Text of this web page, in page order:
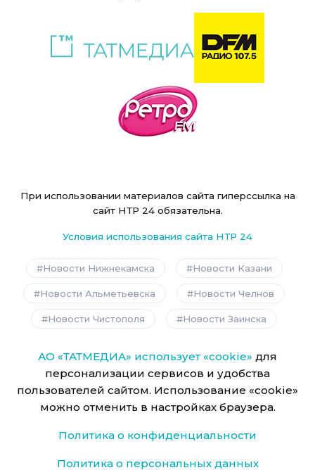
При использовании материалов сайта гиперссылка на
сайт НТР 24 обязательна.
Условия использования сайта НТР 24
Новости Нижнекамска Новости Казани
Новости Альметьевска Новости Челнов
Новости Чистополя Новости Заинска
АО «ТАТМЕДИА» использует «cookie» для
персонализации сервисов и удобства
пользователей сайтом. Использование «cookie»
можно отменить в настройках браузера.
Политика о конфиденциальности
Политика о персональных данных